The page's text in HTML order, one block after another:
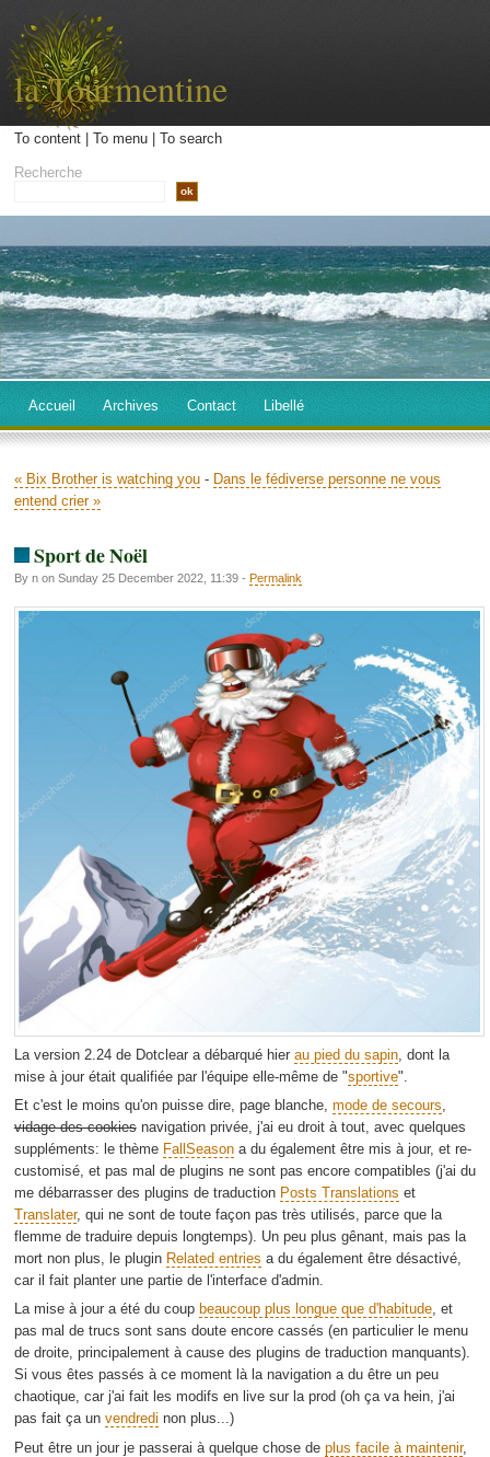
la Tourmentine
To content| To menu| To search
Recherche
Accueil Archives Contact Libellé
« Bix Brother is watching you - Dans le fédiverse personne ne vous
entend crier »
Sport de Noël
By n on Sunday 25 December 2022, 11:39 - Permalink
La version 2.24 de Dotclear a débarqué hier au pied du sapin, dont la
mise à jour était qualifiée par l'équipe elle-même de "sportive".
Et c'est le moins qu'on puisse dire, page blanche, mode de secours,
vidage des cookiesnavigation privée, j'ai eu droit à tout, avec quelques
suppléments: le thème FallSeasona du également être mis à jour, et re-
customisé, et pas mal de plugins ne sont pas encore compatibles (j'ai du
me débarrasser des plugins de traduction Posts Translations et
Translater, qui ne sont de toute façon pas très utilisés, parce que la
flemme de traduire depuis longtemps). Un peu plus gênant, mais pas la
mort non plus, le plugin Related entries a du également être désactivé,
car il fait planter une partie de l'interface d'admin.
La mise à jour a été du coup beaucoup plus longue que d'habitude, et
pas mal de trucs sont sans doute encore cassés (en particulier le menu
de droite, principalement à cause des plugins de traduction manquants).
Si vous êtes passés à ce moment là la navigation a du être un peu
chaotique, car j'ai fait les modifs en live sur la prod (oh ça va hein, j'ai
pas fait ça un vendredi non plus...)
Peut être un jour je passerai à quelque chose de plus facile à maintenir,